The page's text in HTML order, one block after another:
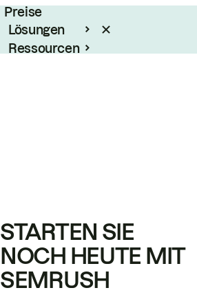
Preise
Lösungen
Ressourcen
STARTEN SIE
NOCH HEUTE MIT
SEMRUSH